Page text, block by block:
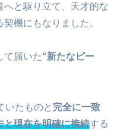
へと駆り立て、天才的な
機にもなりました。
て届いた“新たなピー
いたものと 完全に一致
と現在を明確に接続する